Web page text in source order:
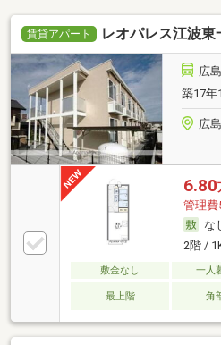
賃貸アパート レオパレス江波東
広
築17年
広
6.80
管理費
な
2階 /
敷金なし 一人
最上階 角